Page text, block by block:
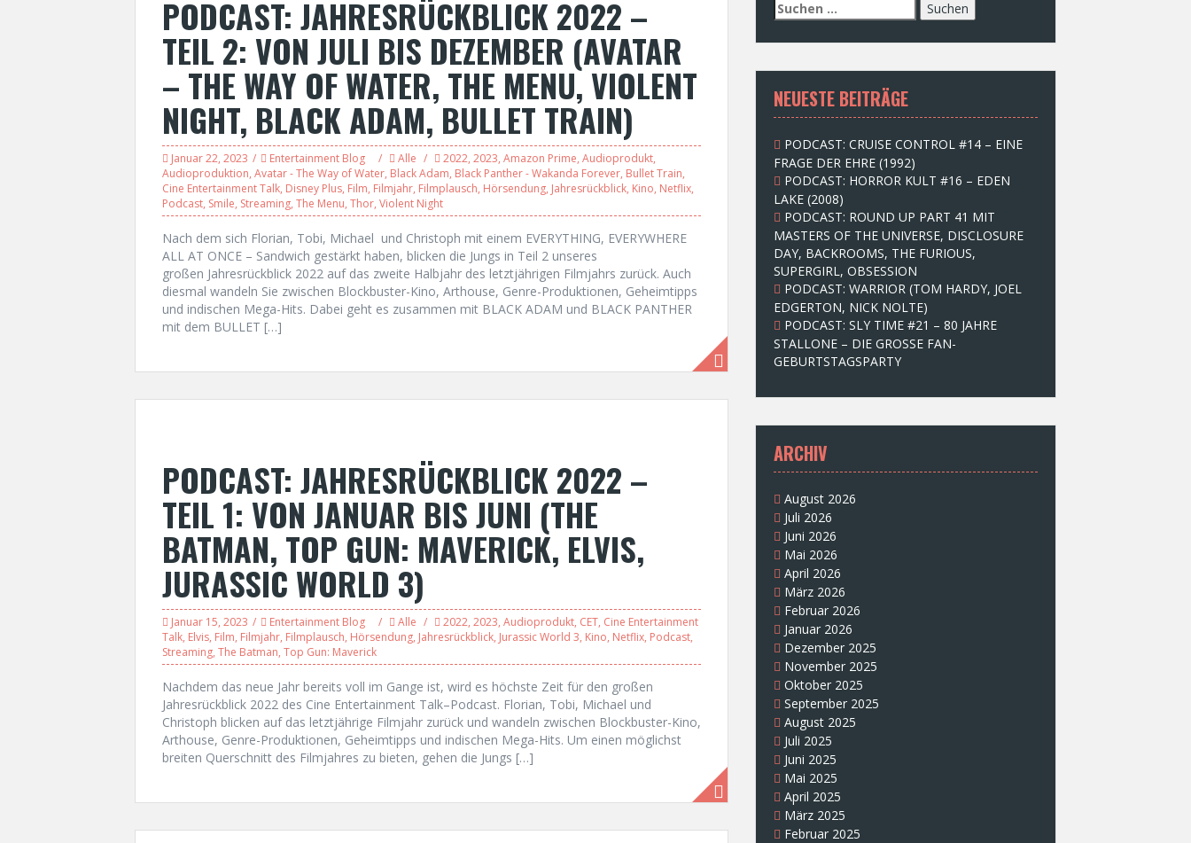
PODCAST: JAHRESRÜCKBLICK 2022 –
TEIL 2: VON JULI BIS DEZEMBER (AVATAR
– THE WAY OF WATER, THE MENU, VIOLENT
NIGHT, BLACK ADAM, BULLET TRAIN)
Januar 22, 2023 Entertainment Blog Alle 2022, 2023, Amazon Prime, Audioprodukt,
Audioproduktion, Avatar - The Way of Water, Black Adam, Black Panther - Wakanda Forever, Bullet Train,
Cine Entertainment Talk, Disney Plus, Film, Filmjahr, Filmplausch, Hörsendung, Jahresrückblick, Kino, Netflix,
Podcast, Smile, Streaming, The Menu, Thor, Violent Night
Nach dem sich Florian, Tobi, Michael und Christoph mit einem EVERYTHING, EVERYWHERE
ALL AT ONCE – Sandwich gestärkt haben, blicken die Jungs in Teil 2 unseres
großen Jahresrückblick 2022 auf das zweite Halbjahr des letztjährigen Filmjahrs zurück. Auch
diesmal wandeln Sie zwischen Blockbuster-Kino, Arthouse, Genre-Produktionen, Geheimtipps
und indischen Mega-Hits. Dabei geht es zusammen mit BLACK ADAM und BLACK PANTHER
mit dem BULLET […]
PODCAST: JAHRESRÜCKBLICK 2022 –
TEIL 1: VON JANUAR BIS JUNI (THE
BATMAN, TOP GUN: MAVERICK, ELVIS,
JURASSIC WORLD 3)
Januar 15, 2023 Entertainment Blog Alle 2022, 2023, Audioprodukt, CET, Cine Entertainment
Talk, Elvis, Film, Filmjahr, Filmplausch, Hörsendung, Jahresrückblick, Jurassic World 3, Kino, Netflix, Podcast,
Streaming, The Batman, Top Gun: Maverick
Nachdem das neue Jahr bereits voll im Gange ist, wird es höchste Zeit für den großen
Jahresrückblick 2022 des Cine Entertainment Talk–Podcast. Florian, Tobi, Michael und
Christoph blicken auf das letztjährige Filmjahr zurück und wandeln zwischen Blockbuster-Kino,
Arthouse, Genre-Produktionen, Geheimtipps und indischen Mega-Hits. Um einen möglichst
breiten Querschnitt des Filmjahres zu bieten, gehen die Jungs […]
S
u
c
e
n
n
c
h
:
NEUESTE BEITRÄGE
PODCAST: CRUISE CONTROL #14 – EINE
FRAGE DER EHRE (1992)
PODCAST: HORROR KULT #16 – EDEN
LAKE (2008)
PODCAST: ROUND UP PART 41 MIT
MASTERS OF THE UNIVERSE, DISCLOSURE
DAY, BACKROOMS, THE FURIOUS,
SUPERGIRL, OBSESSION
PODCAST: WARRIOR (TOM HARDY, JOEL
EDGERTON, NICK NOLTE)
PODCAST: SLY TIME #21 – 80 JAHRE
STALLONE – DIE GROSSE FAN-
GEBURTSTAGSPARTY
ARCHIV
August 2026
Juli 2026
Juni 2026
Mai 2026
April 2026
März 2026
Februar 2026
Januar 2026
Dezember 2025
November 2025
Oktober 2025
September 2025
August 2025
Juli 2025
Juni 2025
Mai 2025
April 2025
März 2025
Februar 2025